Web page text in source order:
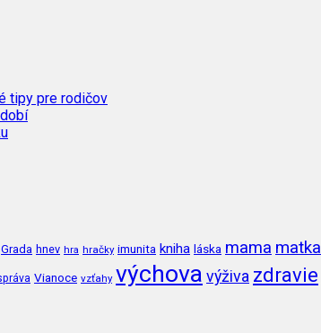
tipy pre rodičov
Grada hnev hra hračky imunita kniha láska mama matka
Vianoce vzťahy výchova výživa zdravie